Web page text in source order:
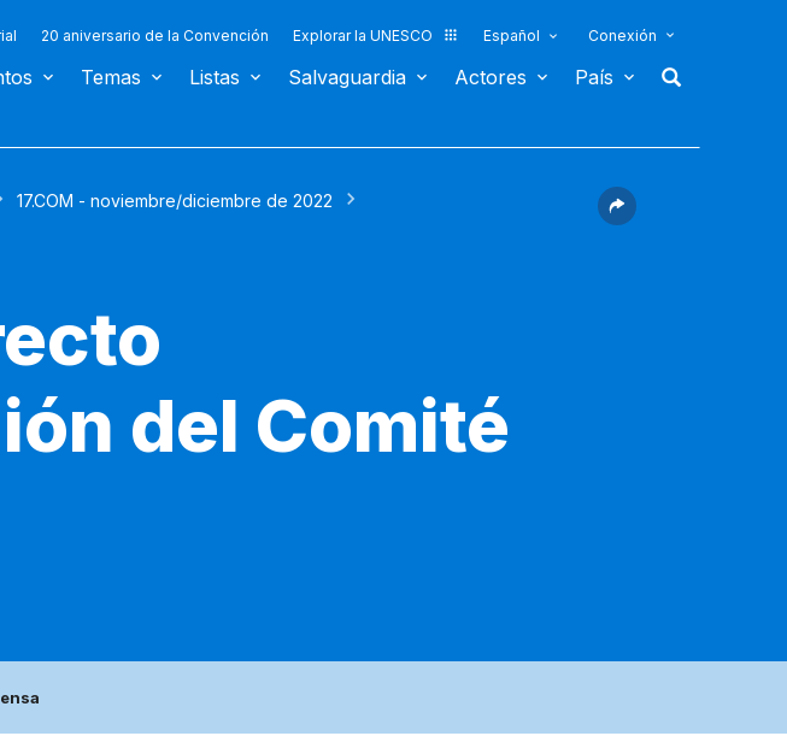
20 aniversario de la Convención Explorar la UNESCO Español Conexión
Temas Listas Salvaguardia Actores País
17.COM - noviembre/diciembre de 2022
del Comité